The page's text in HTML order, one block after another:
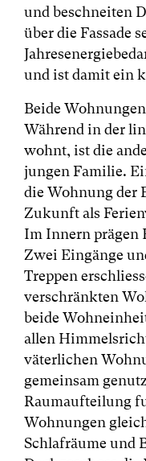
und beschneiten
über die Fassade
und ist damit ein
Beide
Während in der
wohnt, ist die
jungen Familie.
die Wohnung der
Zukunft als
Im Innern prägen
Zwei Eingänge
Treppen
verschränkten
beide
allen
väterlichen
gemeinsam
Raumaufteilung
Wohnungen
Schlafräume und